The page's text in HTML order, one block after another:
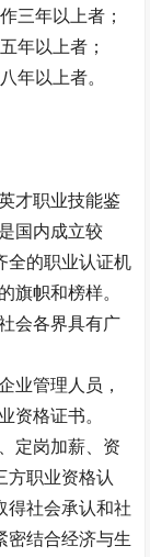
三年以上者；
年以上者；
年以上者。
才职业技能鉴
国内成立较
全的职业认证机
旗帜和榜样。
会各界具有广
业管理人员，
资格证书。
定岗加薪、资
方职业资格认
得社会承认和社
密结合经济与生